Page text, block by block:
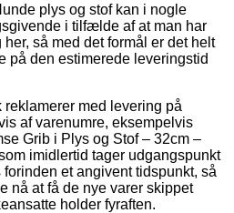
plys og stof kan i nogle
i tilfælde af at man har
så med det formål er det helt
på den estimerede leveringstid
med levering på
af varenumre, eksempelvis
Grib i Plys og Stof – 32cm –
imidlertid tager udgangspunkt
et angivent tidspunkt, så
nå at få de nye varer skippet
holder fyraften.